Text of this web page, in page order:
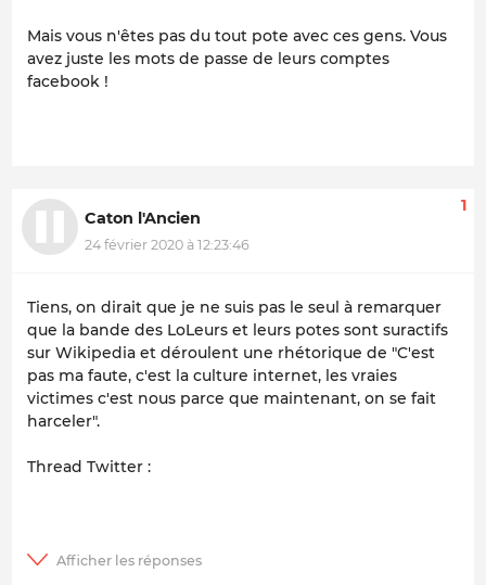
Mais vous n'êtes pas du tout pote avec ces gens. Vous
avez juste les mots de passe de leurs comptes
facebook !
Caton l'Ancien
24 février 2020 à 12:23:46
1
Tiens, on dirait que je ne suis pas le seul à remarquer
que la bande des LoLeurs et leurs potes sont suractifs
sur Wikipedia et déroulent une rhétorique de "C'est
pas ma faute, c'est la culture internet, les vraies
victimes c'est nous parce que maintenant, on se fait
harceler".
Thread Twitter :